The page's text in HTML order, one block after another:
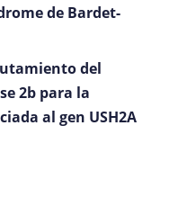
de Bardet-
del
2b para la
al gen USH2A